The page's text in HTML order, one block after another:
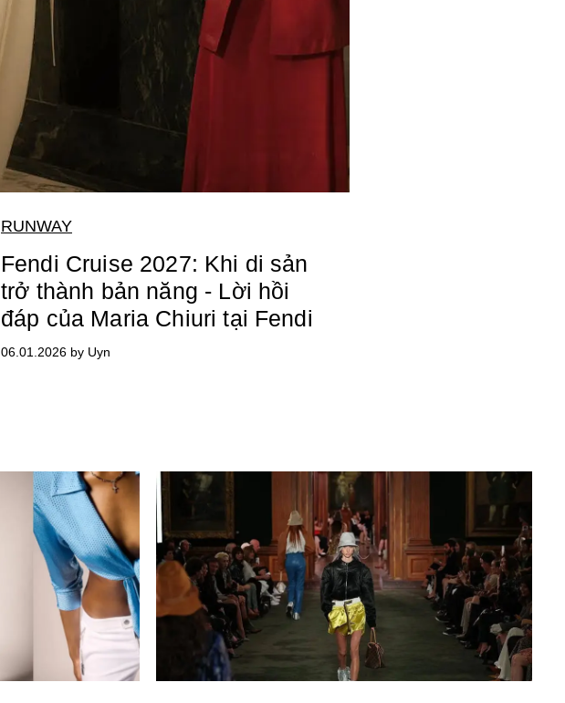
RUNWAY
Fendi Cruise 2027: Khi di sản
trở thành bản năng - Lời hồi
đáp của Maria Chiuri tại Fendi
06.01.2026 by Uyn